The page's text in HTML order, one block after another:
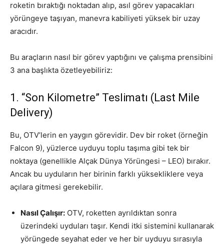
roketin bıraktığı noktadan alıp, asıl görev yapacakları
yörüngeye taşıyan, manevra kabiliyeti yüksek bir uzay
aracıdır.
Bu araçların nasıl bir görev yaptığını ve çalışma prensibini
3 ana başlıkta özetleyebiliriz:
1. “Son Kilometre” Teslimatı (Last Mile
Delivery)
Bu, OTV’lerin en yaygın görevidir. Dev bir roket (örneğin
Falcon 9), yüzlerce uyduyu toplu taşıma gibi tek bir
noktaya (genellikle Alçak Dünya Yörüngesi – LEO) bırakır.
Ancak bu uyduların her birinin farklı yüksekliklere veya
açılara gitmesi gerekebilir.
Nasıl Çalışır: OTV, roketten ayrıldıktan sonra
üzerindeki uyduları taşır. Kendi itki sistemini kullanarak
yörüngede seyahat eder ve her bir uyduyu sırasıyla